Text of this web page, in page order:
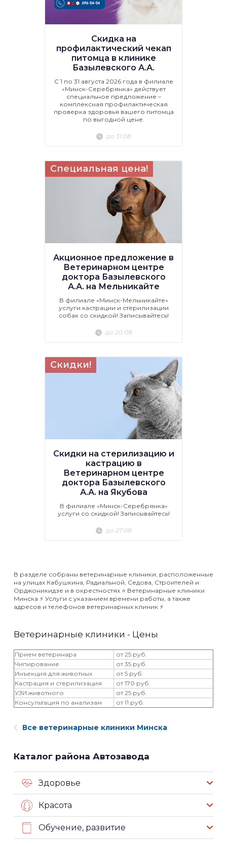
Скидка на
профилактический чекап
питомца в клинике
Базылевского А.А.
С 1 по 31 августа 2026 года в филиале
«Минск-Серебрянка» действует
специальное предложение –
комплексная профилактическая
проверка здоровья вашего питомца
по выгодной цене.
до 31.08
Специальная цена!
Акционное предложение в
Ветеринарном центре
доктора Базылевского
А.А. на Мельникайте
В филиале «Минск-Мельникайте»
услуги кастрации и стерилизации
собак со скидкой! Записывайтесь!
до 20.08
Скидки!
Скидки на стерилизацию и
кастрацию в
Ветеринарном центре
доктора Базылевского
А.А. на Якубова
В филиале «Минск-Серебрянка»
услуги со скидкой! Записывайтесь!
до 27.08
В разделе собраны ветеринарные клиники, расположенные
на улицах Кабушкина, Радиальной, Седова, Строителей и
Орджоникидзе и в окрестностях ⭐️ Ветеринарные клиники
Минска ⚡️ Услуги с указанием времени работы, а также
адресов и телефонов ветеринарных клиник ⚡️
Ветеринарные клиники - Цены
Прием ветеринара
от 25 руб.
Чипирование
от 35 руб.
Инъекция для животных
от 5 руб.
Кастрация и стерилизация
от 170 руб.
‎УЗИ животного
от 25 руб.
Консультация по анализам
от 11 руб.
Все ветеринарные клиники Минска
Каталог района Автозавода
Здоровье
Красота
Обучение, развитие